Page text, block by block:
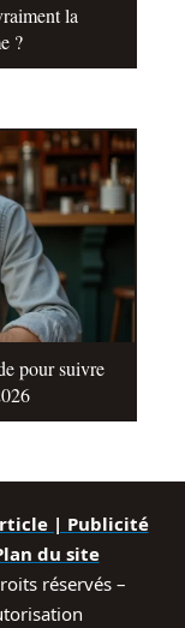
la
?
pour suivre
| Publicité
du site
réservés –